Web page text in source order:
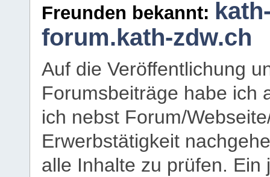
Freunden bekannt:
forum.kath-zdw.ch
Auf die Veröffentlichung
Forumsbeiträge habe ich
ich nebst Forum/
Erwerbstätigkeit
alle Inhalte zu prüfen.